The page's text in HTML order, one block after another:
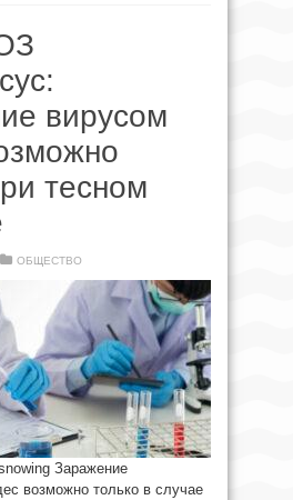
вирусом
тесном
ОБЩЕСТВО
Заражение
возможно только в случае